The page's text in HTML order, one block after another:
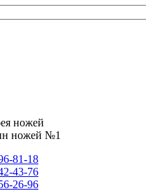
ножей
ножей №1
81-18
43-76
26-96